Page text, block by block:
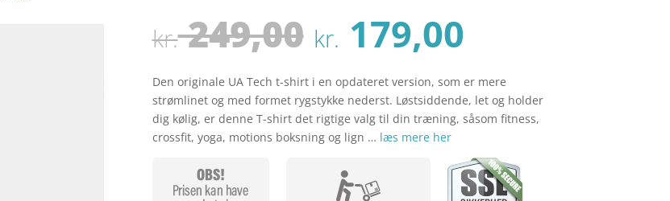
kr.249,00 Den
oprindelige
pris
var:
kr. 249,00.
kr. 179,00
pris
er:
kr. 179,00.
Den originale UA Tech t-shirt i en opdateret version, som er mere
strømlinet og med formet rygstykke nederst. Løstsiddende, let og holder
dig kølig, er denne T-shirt det rigtige valg til din træning, såsom fitness,
crossfit, yoga, motions boksning og lign … læs mere her